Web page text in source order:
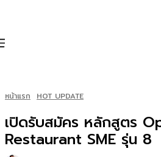
หน้าแรก HOT UPDATE
เปิดรับสมัคร หลักสูตร
Restaurant SME รุ่น 8